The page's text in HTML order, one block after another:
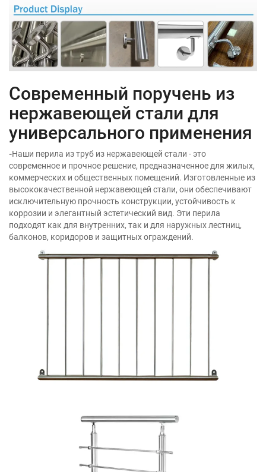
Современный поручень из
нержавеющей стали для
универсального применения
-Наши перила из труб из нержавеющей стали - это
современное и прочное решение, предназначенное для жилых,
коммерческих и общественных помещений. Изготовленные из
высококачественной нержавеющей стали, они обеспечивают
исключительную прочность конструкции, устойчивость к
коррозии и элегантный эстетический вид. Эти перила
подходят как для внутренних, так и для наружных лестниц,
балконов, коридоров и защитных ограждений.